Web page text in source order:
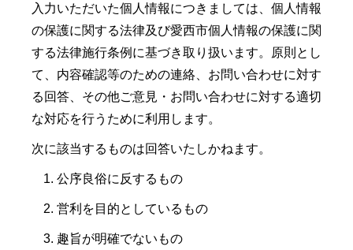
入力いただいた個人情報につきましては、個人情報
の保護に関する法律及び愛西市個人情報の保護に関
する法律施行条例に基づき取り扱います。原則とし
て、内容確認等のための連絡、お問い合わせに対す
る回答、その他ご意見・お問い合わせに対する適切
な対応を行うために利用します。
次に該当するものは回答いたしかねます。
公序良俗に反するもの
営利を目的としているもの
趣旨が明確でないもの